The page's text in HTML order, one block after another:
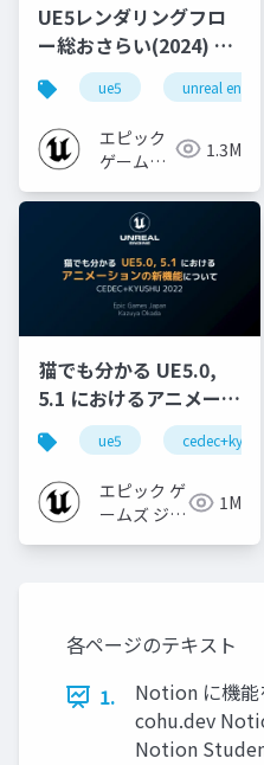
UE5レンダリングフロ
ー総おさらい(2024) 基
礎編！
[CEDEC+KYUSHU
2024]
ue5 unreal engine
エピック
ゲームズ
1.3M
猫でも分かる UE5.0,
5.1 におけるアニメーシ
ョンの新機能について
【CEDEC+KYUSHU
2022】
ue5 cedec+kyushu
エピック ゲ
ームズ ジャ
1M
各ページのテキスト
1.
Notion に機能
cohu.dev
Notion